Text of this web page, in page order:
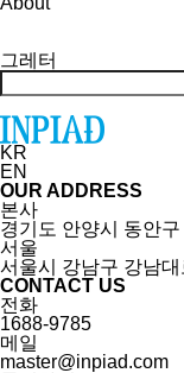
그레터
KR
EN
OUR ADDRESS
본사
경기도 안양시 동안
서울
서울시 강남구 강남
CONTACT US
전화
1688-9785
메일
master@inpiad.com